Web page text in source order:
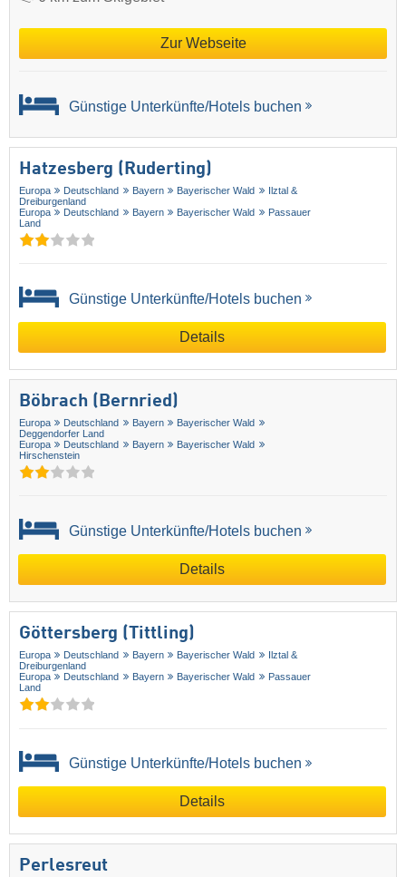
Zur Webseite
Günstige Unterkünfte/Hotels buchen
Hatzesberg (Ruderting)
Europa Deutschland Bayern Bayerischer Wald
Ilztal &
Dreiburgenland
Europa
Deutschland Bayern Bayerischer Wald
Passauer
Land
Günstige Unterkünfte/Hotels buchen
Details
Böbrach (Bernried)
Europa Deutschland Bayern
Bayerischer Wald
Deggendorfer Land
Europa
Deutschland Bayern
Bayerischer Wald
Hirschenstein
Günstige Unterkünfte/Hotels buchen
Details
Göttersberg (Tittling)
Europa Deutschland Bayern Bayerischer Wald
Ilztal &
Dreiburgenland
Europa
Deutschland Bayern Bayerischer Wald
Passauer
Land
Günstige Unterkünfte/Hotels buchen
Details
Perlesreut